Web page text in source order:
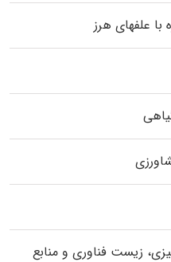
با علفهای هرز
زیست فناوری و منابع